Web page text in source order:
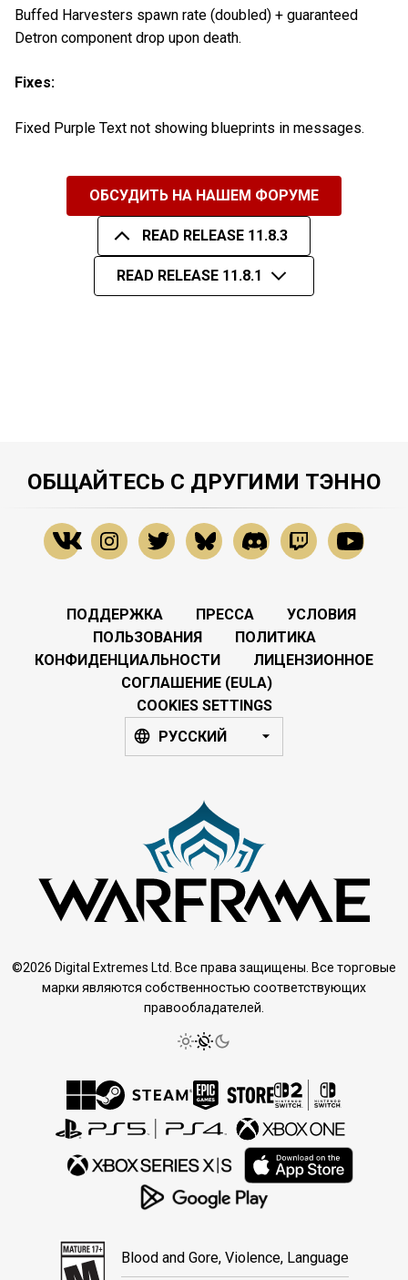
Buffed Harvesters spawn rate (doubled) + guaranteed
Detron component drop upon death.
Fixes:
Fixed Purple Text not showing blueprints in messages.
ОБСУДИТЬ НА НАШЕМ ФОРУМЕ
READ RELEASE 11.8.3
READ RELEASE 11.8.1
ОБЩАЙТЕСЬ С ДРУГИМИ ТЭННО
ПОДДЕРЖКА ПРЕССА
УСЛОВИЯ
ПОЛЬЗОВАНИЯ
ПОЛИТИКА
КОНФИДЕНЦИАЛЬНОСТИ
ЛИЦЕНЗИОННОЕ
СОГЛАШЕНИЕ (EULA)
COOKIES SETTINGS
РУССКИЙ
©2026 Digital Extremes Ltd. Все права защищены. Все торговые
марки являются собственностью соответствующих
правообладателей.
Blood and Gore, Violence, Language